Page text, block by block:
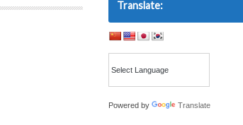
Translate:
Powered by Translate